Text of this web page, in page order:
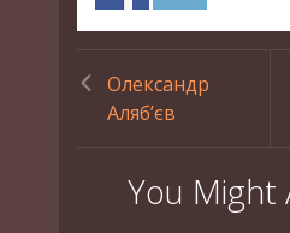
Олександр
Аляб’єв
You Might